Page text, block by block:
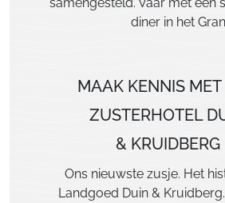
diner in het
MAAK KENNIS MET
ZUSTERHOTEL
& KRUIDBERG
Ons nieuwste zusje. Het
Landgoed Duin &